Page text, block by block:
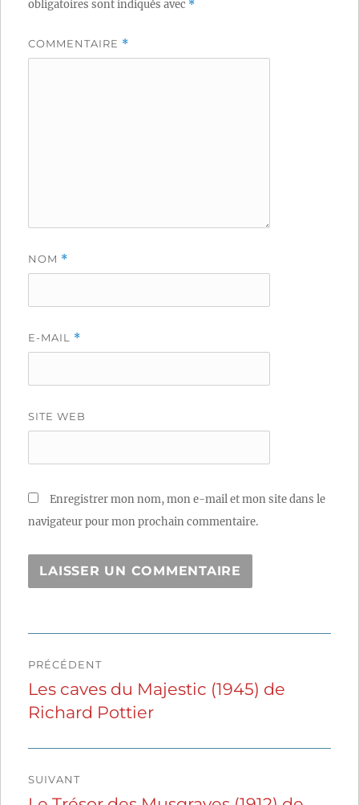
obligatoires sont indiqués avec *
COMMENTAIRE *
NOM *
E-MAIL *
SITE WEB
Enregistrer mon nom, mon e-mail et mon site dans le
navigateur pour mon prochain commentaire.
de
l’article
PRÉCÉDENT
Publication
précédente :
Les caves du Majestic (1945) de
Richard Pottier
SUIVANT